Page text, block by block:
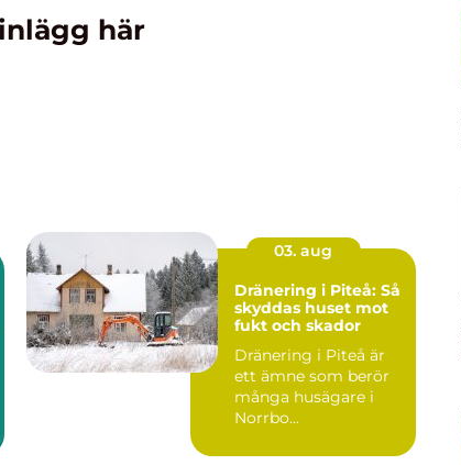
här
03. aug
Dränering i Piteå: Så
skyddas huset mot
fukt och skador
Dränering i Piteå är
ett ämne som berör
många husägare i
Norrbo...